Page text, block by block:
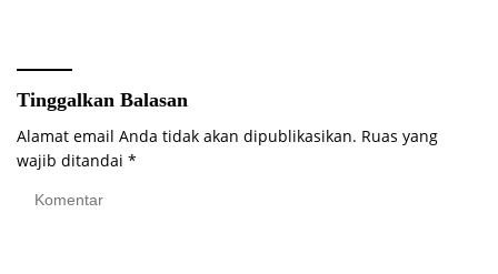
Tinggalkan Balasan
Alamat email Anda tidak akan dipublikasikan. Ruas yang
wajib ditandai *